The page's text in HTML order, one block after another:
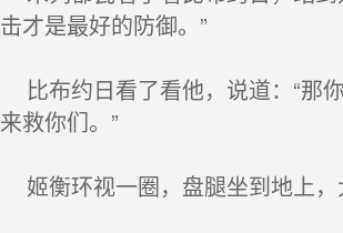
击才是最好的防御。”
比布约日看了看他，说道：“那
来救你们。”
姬衡环视一圈，盘腿坐到地上，